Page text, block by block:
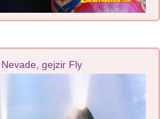
gejzir Fly